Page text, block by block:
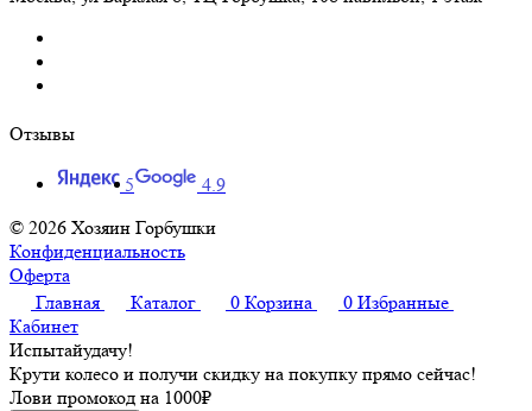
Отзывы
5
4.9
© 2026 Хозяин Горбушки
Конфиденциальность
Оферта
Главная
Каталог 0 Корзина 0 Избранные
Кабинет
Испытайудачу!
Крути колесо и получи скидку на покупку прямо сейчас!
Лови промокод на 1000₽